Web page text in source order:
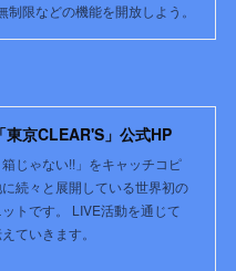
制限などの機能を開放しよう。
東京CLEAR'S」公式HP
箱じゃない!!」をキャッチコピ
続々と展開している世界初の
トです。 LIVE活動を通じて
ていきます。